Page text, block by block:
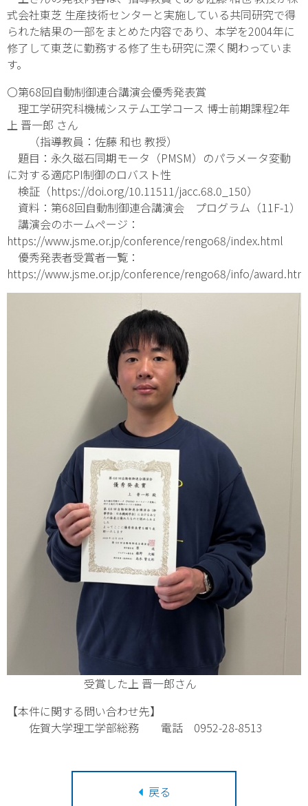
式会社東芝 生産技術センターと実施している共同研究で得
られた結果の一部をまとめた内容であり、本学を2004年に
修了して東芝に勤務する修了生も研究に深く関わっていま
す。
〇第68回自動制御連合講演会優秀発表賞
理工学研究科機械システム工学コース 博士前期課程2年
上 晋一郎 さん
（指導教員：佐藤 和也 教授）
題目：永久磁石同期モータ（PMSM）のパラメータ変動
に対する適応PI制御のロバスト性
検証（https://doi.org/10.11511/jacc.68.0_150）
資料：第68回自動制御連合講演会 プログラム（11F-1）
講演会のホームページ：
https://www.jsme.or.jp/conference/rengo68/index.html
優秀発表者受賞者一覧：
https://www.jsme.or.jp/conference/rengo68/info/
受賞した上 晋一郎さん
【本件に関する問い合わせ先】
佐賀大学理工学部総務 電話 0952-28-8513
戻る